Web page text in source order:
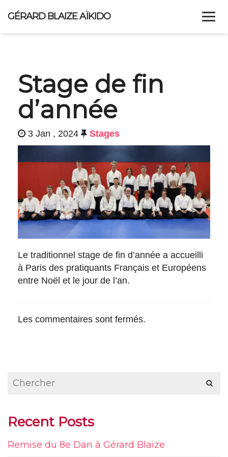
GÉRARD BLAIZE AÏKIDO
ALLER PLUS LOIN
ACTUALITÉS
Stage de fin
d’année
3 Jan , 2024 Stages
Le traditionnel stage de fin d’année a accueilli
à Paris des pratiquants Français et Européens
entre Noël et le jour de l’an.
Les commentaires sont fermés.
Recent Posts
Remise du 8e Dan à Gérard Blaize